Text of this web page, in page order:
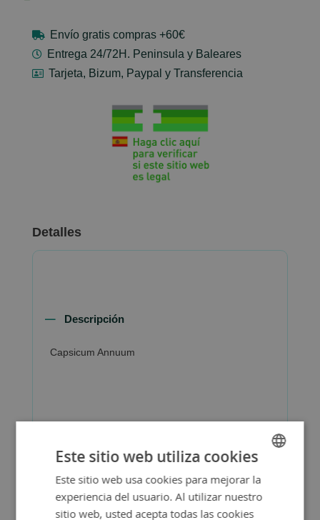
Envío gratis compras +60€
Entrega 24/72H. Peninsula y Baleares
Tarjeta, Bizum, Paypal y Transferencia
Detalles
Descripción
Capsicum Annuum
SPANISH
ENGLISH
Este sitio web utiliza cookies
Este sitio web usa cookies para mejorar la
experiencia del usuario. Al utilizar nuestro
sitio web, usted acepta todas las cookies